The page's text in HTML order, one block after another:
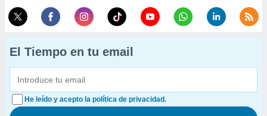
El Tiempo en tu email
He leído y acepto la política de privacidad.